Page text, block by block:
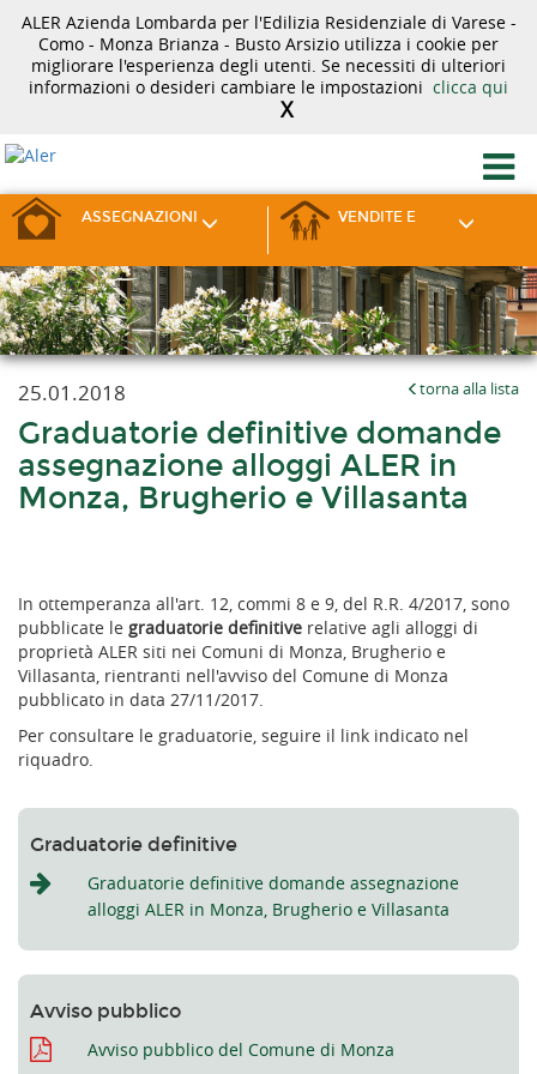
ALER Azienda Lombarda per l'Edilizia Residenziale di Varese -
Como - Monza Brianza - Busto Arsizio utilizza i cookie per
migliorare l'esperienza degli utenti. Se necessiti di ulteriori
informazioni o desideri cambiare le impostazioni clicca qui
X
ASSEGNAZIONI VENDITE E
25.01.2018 torna alla lista
Graduatorie definitive domande
assegnazione alloggi ALER in
Monza, Brugherio e Villasanta
In ottemperanza all'art. 12, commi 8 e 9, del R.R. 4/2017, sono
pubblicate le graduatorie definitive relative agli alloggi di
proprietà ALER siti nei Comuni di Monza, Brugherio e
Villasanta, rientranti nell'avviso del Comune di Monza
pubblicato in data 27/11/2017.
Per consultare le graduatorie, seguire il link indicato nel
riquadro.
Graduatorie definitive
Graduatorie definitive domande assegnazione
alloggi ALER in Monza, Brugherio e Villasanta
Avviso pubblico
Avviso pubblico del Comune di Monza